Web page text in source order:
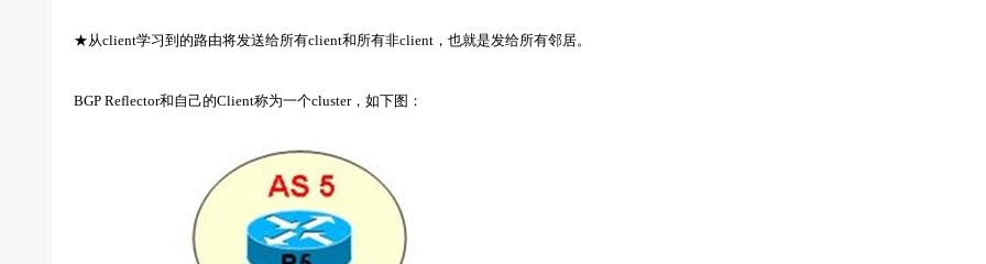
★从client学习到的路由将发送给所有client和所有非client，也就是发给所有邻居。
BGP Reflector和自己的Client称为一个cluster，如下图：